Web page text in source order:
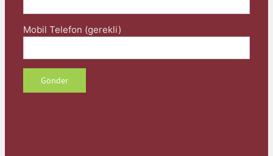
Mobil Telefon (gerekli)